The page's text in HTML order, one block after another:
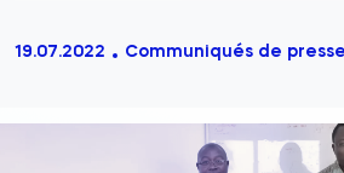
19.07.2022 Communiqués de presse